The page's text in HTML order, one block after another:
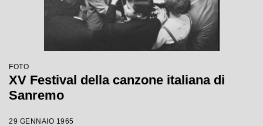
FOTO
XV Festival della canzone italiana di
Sanremo
29 GENNAIO 1965